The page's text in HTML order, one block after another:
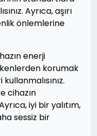
Ayrıca, aşırı
önlemlerine
enerji
korumak
cihazın
iyi bir yalıtım,
sessiz bir